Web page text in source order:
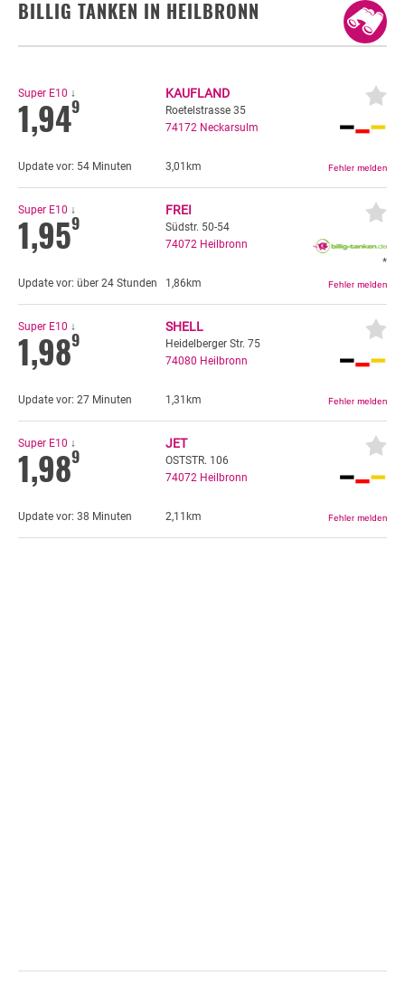
Fahrzeuge
Motorradversicherung
Bußgeldrechner
Falsch getankt
Blog
BILLIG TANKEN IN HEILBRONN
Super E10 ↓
1,949
KAUFLAND
Roetelstrasse 35
74172 Neckarsulm
Update vor: 54 Minuten 3,01km
Super E10 ↓
1,959
FREI
Südstr. 50-54
74072 Heilbronn
*
Update vor: über 24 Stunden 1,86km
Super E10 ↓
1,989
SHELL
Heidelberger Str. 75
74080 Heilbronn
Update vor: 27 Minuten 1,31km
Super E10 ↓
1,989
JET
OSTSTR. 106
74072 Heilbronn
Update vor: 38 Minuten 2,11km